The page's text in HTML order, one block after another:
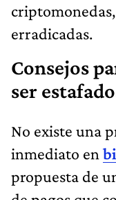
erradicadas.
Consejos
ser
No existe una
inmediato en
propuesta de